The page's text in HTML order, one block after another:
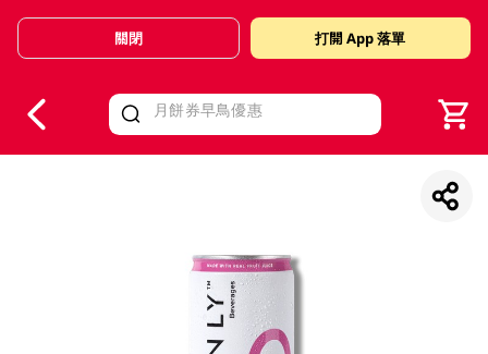
Valid Until 30 June 2026
關閉 打開 App 落單